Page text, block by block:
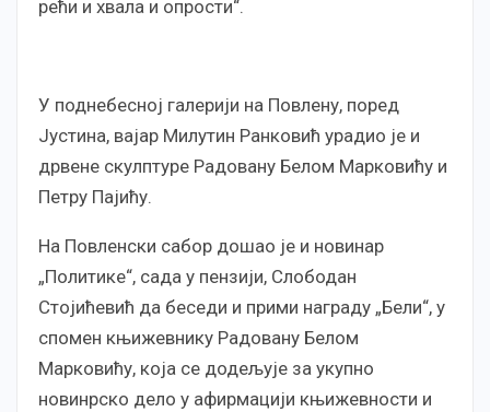
рећи и хвала и опрости“.
У поднебесној галерији на Повлену, поред
Јустина, вајар Милутин Ранковић урадио је и
дрвене скулптуре Радовану Белом Марковићу и
Петру Пајићу.
На Повленски сабор дошао је и новинар
„Политике“, сада у пензији, Слободан
Стојићевић да беседи и прими награду „Бели“, у
спомен књижевнику Радовану Белом
Марковићу, која се додељује за укупно
новинрско дело у афирмацији књижевности и